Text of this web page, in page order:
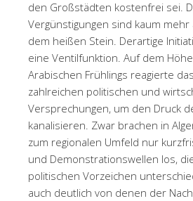
den Großstädten kostenfrei sei.
Vergünstigungen sind kaum
dem heißen Stein. Derartige
eine Ventilfunktion. Auf dem
Arabischen Frühlings reagierte
zahlreichen politischen und
Versprechungen, um den Druck
kanalisieren. Zwar brachen in
zum regionalen Umfeld nur
und Demonstrationswellen los,
politischen Vorzeichen
auch deutlich von denen der